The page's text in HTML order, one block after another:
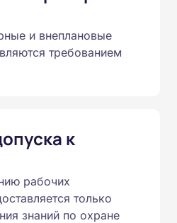
и внеплановые
требованием
к
рабочих
только
знаний по охране